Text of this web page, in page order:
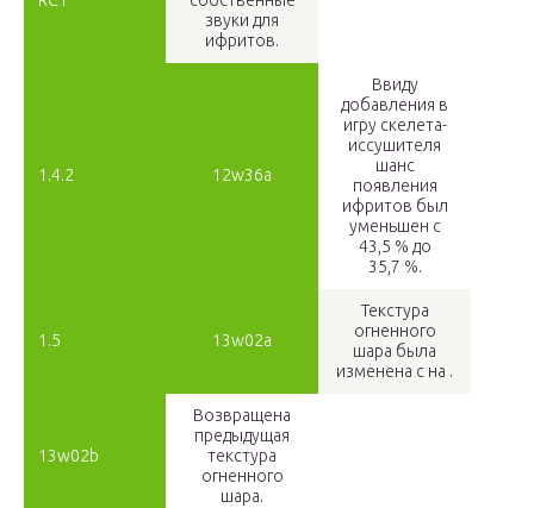
звуки для
ифритов.
1.4.2 12w36a
Ввиду
добавления в
игру скелета-
иссушителя
шанс
появления
ифритов был
уменьшен с
43,5 % до
35,7 %.
1.5 13w02a
Текстура
огненного
шара была
изменена с на .
13w02b
Возвращена
предыдущая
текстура
огненного
шара.